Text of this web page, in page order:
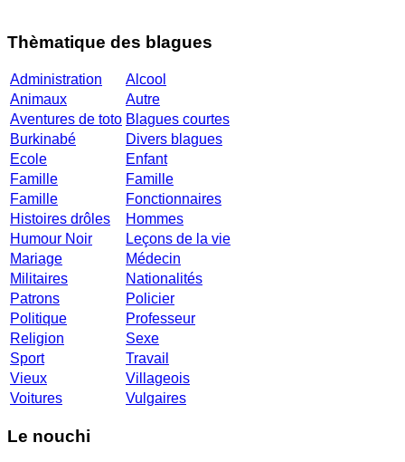
Thèmatique des blagues
Administration
Alcool
Animaux
Autre
Aventures de toto Blagues courtes
Burkinabé
Divers blagues
Ecole
Enfant
Famille
Famille
Famille
Fonctionnaires
Histoires drôles
Hommes
Humour Noir
Leçons de la vie
Mariage
Médecin
Militaires
Nationalités
Patrons
Policier
Politique
Professeur
Religion
Sexe
Sport
Travail
Vieux
Villageois
Voitures
Vulgaires
Le nouchi